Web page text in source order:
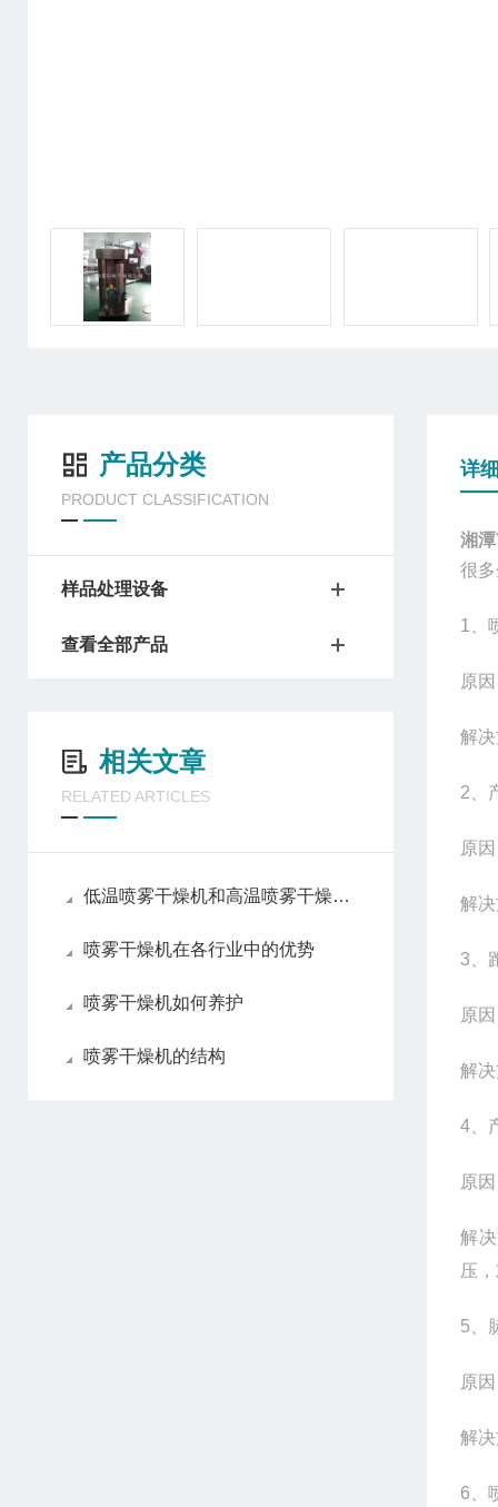
产品分类
PRODUCT CLASSIFICATION
样品处理设备
查看全部产品
相关文章
RELATED ARTICLES
低温喷雾干燥机和高温喷雾干燥机各自优点
喷雾干燥机在各行业中的优势
喷雾干燥机如何养护
喷雾干燥机的结构
详
湘
很
1
原
解
2
原
解
3
原
解
4
原
解
压
5
原
解
6